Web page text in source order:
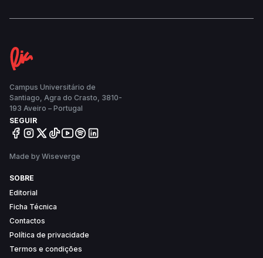
culturais”. Para o responsável, é necessário retirar
outra versatilidade à Nave”.
Campus Universitário de
Santiago, Agra do Crasto, 3810-
193 Aveiro – Portugal
SEGUIR
Made by Wiseverge
SOBRE
Editorial
Ficha Técnica
Contactos
Política de privacidade
Termos e condições